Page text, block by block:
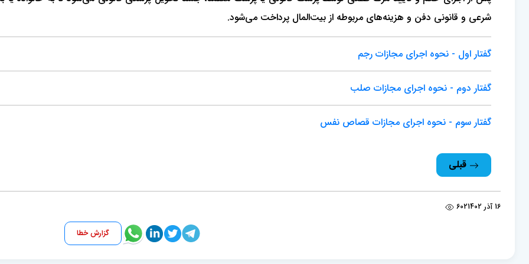
شرعی و قانونی دفن و هزینه‌های مربوطه از بیت‌المال پرداخت می‌شود.
گفتار اول - نحوه اجرای مجازات رجم
گفتار دوم - نحوه اجرای مجازات صلب
گفتار سوم - نحوه اجرای مجازات قصاص‌ نفس
قبلی
16 آذر 1402 602
گزارش خطا